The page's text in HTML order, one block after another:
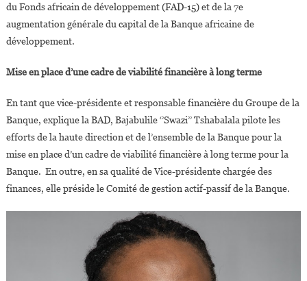
du Fonds africain de développement (FAD-15) et de la 7e
augmentation générale du capital de la Banque africaine de
développement.
Mise en place d’une cadre de viabilité financière à long terme
En tant que vice-présidente et responsable financière du Groupe de la
Banque, explique la BAD, Bajabulile ‘’Swazi’’ Tshabalala pilote les
efforts de la haute direction et de l’ensemble de la Banque pour la
mise en place d’un cadre de viabilité financière à long terme pour la
Banque. En outre, en sa qualité de Vice-présidente chargée des
finances, elle préside le Comité de gestion actif-passif de la Banque.